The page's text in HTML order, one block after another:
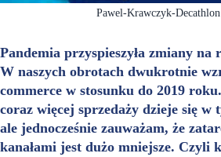
Pawel-Krawczyk-Decathlon
Pandemia przyspieszyła zmiany na
W naszych obrotach dwukrotnie
commerce w stosunku do 2019
coraz więcej sprzedaży dzieje się w
ale jednocześnie zauważam, że
kanałami jest dużo mniejsze. Czyli